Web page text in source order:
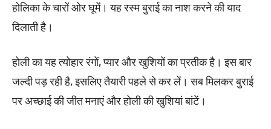
होलिका के चारों ओर घूमें। यह रस्म बुराई का नाश करने की याद
दिलाती है।
होली का यह त्योहार रंगों, प्यार और खुशियों का प्रतीक है। इस बार
जल्दी पड़ रही है, इसलिए तैयारी पहले से कर लें। सब मिलकर बुराई
पर अच्छाई की जीत मनाएं और होली की खुशियां बांटें।